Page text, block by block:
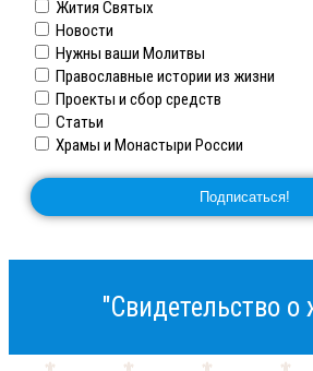
Жития Святых
Новости
Нужны ваши Молитвы
Православные истории из жизни
Проекты и сбор средств
Статьи
Храмы и Монастыри России
"Свидетельство о